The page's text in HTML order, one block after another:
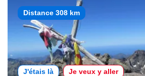
Distance 308 km
J'étais là Je veux y aller